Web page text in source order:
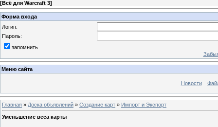
[Всё для Warcraft 3]
Форма входа
Логин:
Пароль:
запомнить
Меню сайта
Новости
Главная » Доска объявлений » Создание карт » Импорт и Экспорт
Уменьшение веса карты